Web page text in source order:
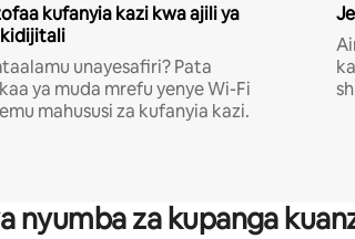
kufanyia kazi kwa ajili ya
unayesafiri? Pata
ya muda mrefu yenye Wi-Fi
mahususi za kufanyia kazi.
nyumba za kupanga